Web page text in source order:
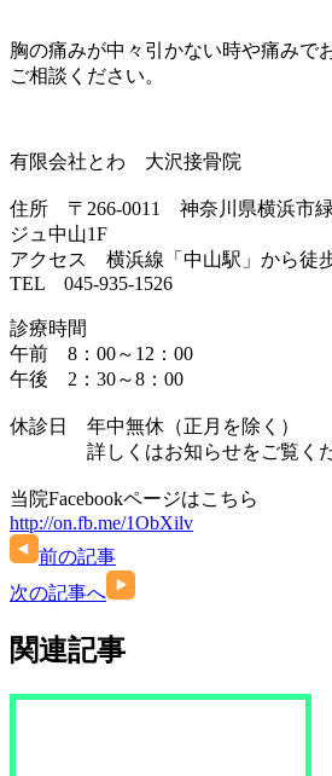
胸の痛みが中々引かない時や痛みで
ご相談ください。
有限会社とわ 大沢接骨院
住所 〒266-0011 神奈川県横浜市
ジュ中山1F
アクセス 横浜線「中山駅」から徒
TEL 045-935-1526
診療時間
午前 8：00～12：00
午後 2：30～8：00
休診日 年中無休（正月を除く）
詳しくはお知らせをご覧くだ
当院Facebookページはこちら
http://on.fb.me/1ObXilv
前の記事
次の記事へ
関連記事